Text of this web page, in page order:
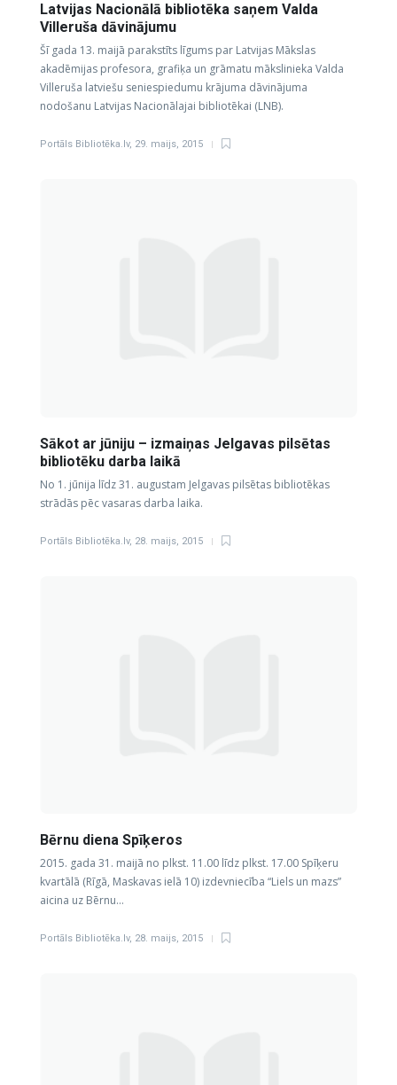
Latvijas Nacionālā bibliotēka saņem Valda
Villeruša dāvinājumu
Šī gada 13. maijā parakstīts līgums par Latvijas Mākslas
akadēmijas profesora, grafiķa un grāmatu mākslinieka Valda
Villeruša latviešu seniespiedumu krājuma dāvinājuma
nodošanu Latvijas Nacionālajai bibliotēkai (LNB).
Portāls Bibliotēka.lv, 29. maijs, 2015
Sākot ar jūniju – izmaiņas Jelgavas pilsētas
bibliotēku darba laikā
No 1. jūnija līdz 31. augustam Jelgavas pilsētas bibliotēkas
strādās pēc vasaras darba laika.
Portāls Bibliotēka.lv, 28. maijs, 2015
Bērnu diena Spīķeros
2015. gada 31. maijā no plkst. 11.00 līdz plkst. 17.00 Spīķeru
kvartālā (Rīgā, Maskavas ielā 10) izdevniecība “Liels un mazs”
aicina uz Bērnu…
Portāls Bibliotēka.lv, 28. maijs, 2015